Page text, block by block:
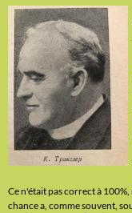
Ce n'était pas correct à 100%,
chance a, comme souvent,